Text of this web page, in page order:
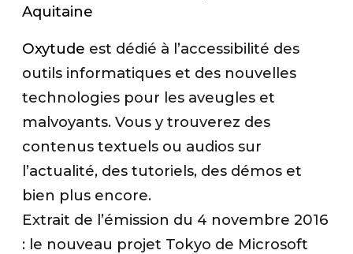
Aquitaine
Oxytude est dédié à l’accessibilité des
outils informatiques et des nouvelles
technologies pour les aveugles et
malvoyants. Vous y trouverez des
contenus textuels ou audios sur
l’actualité, des tutoriels, des démos et
bien plus encore.
Extrait de l’émission du 4 novembre 2016
: le nouveau projet Tokyo de Microsoft